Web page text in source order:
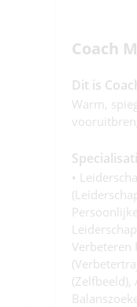
Coach
Dit is
Warm,
•
Verbeteren
(zelfbeeld),